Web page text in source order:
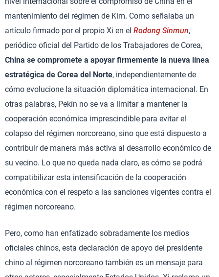
mantenimiento del régimen de Kim. Como señalaba un
artículo firmado por el propio Xi en el Rodong Sinmun,
periódico oficial del Partido de los Trabajadores de Corea,
China se compromete a apoyar firmemente la nueva línea
estratégica de Corea del Norte, independientemente de
cómo evolucione la situación diplomática internacional. En
otras palabras, Pekín no se va a limitar a mantener la
cooperación económica imprescindible para evitar el
colapso del régimen norcoreano, sino que está dispuesto a
contribuir de manera más activa al desarrollo económico de
su vecino. Lo que no queda nada claro, es cómo se podrá
compatibilizar esta intensificación de la cooperación
económica con el respeto a las sanciones vigentes contra el
régimen norcoreano.
Pero, como han enfatizado sobradamente los medios
oficiales chinos, esta declaración de apoyo del presidente
chino al régimen norcoreano también es un mensaje para